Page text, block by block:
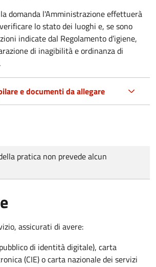
domanda l'Amministrazione effettuerà
lo stato dei luoghi e, se sono
indicate dal Regolamento d’igiene,
di inagibilità e ordinanza di
e documenti da allegare
pratica non prevede alcun
assicurati di avere:
di identità digitale), carta
(CIE) o carta nazionale dei servizi